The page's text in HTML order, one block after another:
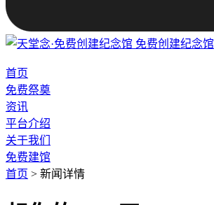
免费创建纪念馆
首页
免费祭奠
资讯
平台介绍
关于我们
免费建馆
首页 > 新闻详情